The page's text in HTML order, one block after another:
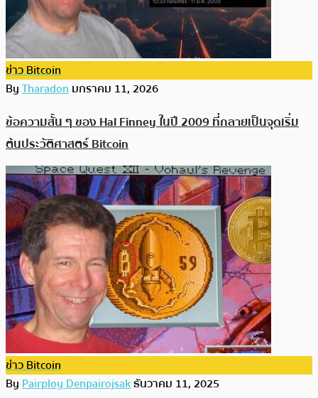
ข่าว Bitcoin
ByTharadonมกราคม 11, 2026
ข้อความสั้น ๆ ของ Hal Finney ในปี 2009 ที่กลายเป็นจุดเริ่ม
ต้นประวัติศาสตร์ Bitcoin
ข่าว Bitcoin
ByPairploy Denpairojsakธันวาคม 11, 2025